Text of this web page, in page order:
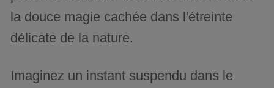
la douce magie cachée dans l'étreinte
délicate de la nature.
Imaginez un instant suspendu dans le